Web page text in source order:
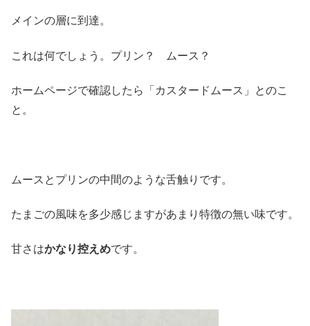
メインの層に到達。
これは何でしょう。プリン？ ムース？
ホームページで確認したら「カスタードムース」とのこ
と。
ムースとプリンの中間のような舌触りです。
たまごの風味を多少感じますがあまり特徴の無い味です。
甘さはかなり控えめです。